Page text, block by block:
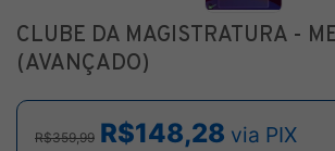
CLUBE DA MAGISTRATURA -
(AVANÇADO)
R$359,99 R$148,28 via PIX